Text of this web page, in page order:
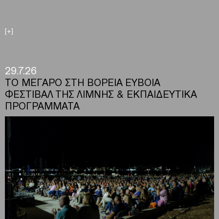
[+]
29.7.26
ΤΟ ΜΕΓΑΡΟ ΣΤΗ ΒΟΡΕΙΑ ΕΥΒΟΙΑ
ΦΕΣΤΙΒΑΛ ΤΗΣ ΛΙΜΝΗΣ & ΕΚΠΑΙΔΕΥΤΙΚΑ
ΠΡΟΓΡΑΜΜΑΤΑ